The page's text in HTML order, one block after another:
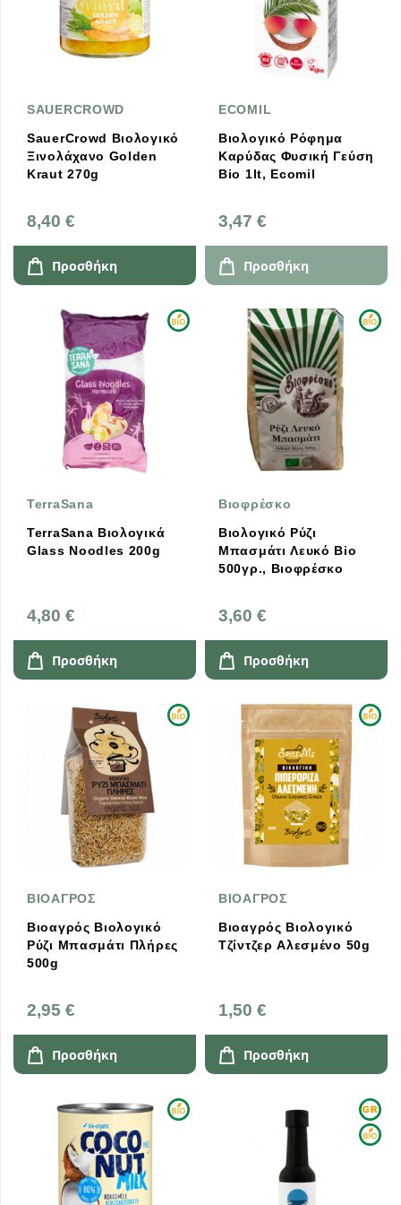
SAUERCROWD
SauerCrowd Βιολογικό
Ξινολάχανο Golden
Kraut 270g
8,40 €
Προσθήκη
ECOMIL
Βιολογικό Ρόφημα
Καρύδας Φυσική Γεύση
Bio 1lt, Ecomil
3,47 €
Προσθήκη
TerraSana
TerraSana Βιολογικά
Glass Noodles 200g
4,80 €
Προσθήκη
Βιοφρέσκο
Βιολογικό Ρύζι
Μπασμάτι Λευκό Bio
500γρ., Βιοφρέσκο
3,60 €
Προσθήκη
ΒΙΟΑΓΡΟΣ
Βιοαγρός Βιολογικό
Ρύζι Μπασμάτι Πλήρες
500g
2,95 €
Προσθήκη
ΒΙΟΑΓΡΟΣ
Βιοαγρός Βιολογικό
Τζίντζερ Αλεσμένο 50g
1,50 €
Προσθήκη